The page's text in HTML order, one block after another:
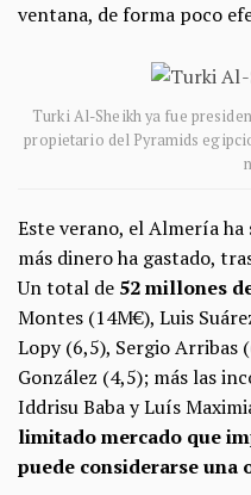
ventana, de forma poco
Turki Al-Sheikh ya fue
propietario del Pyramids
Este verano, el Almería ha
más dinero ha gastado,
Un total de 52 millones
Montes (14M€), Luis
Lopy (6,5), Sergio Arribas
González (4,5); más las
Iddrisu Baba y Luís
limitado mercado que
puede considerarse una